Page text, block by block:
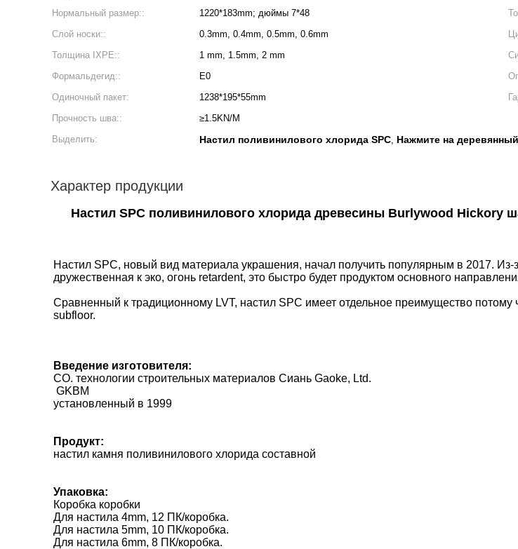
Нормальный размер::
1220*183mm; дюймы 7*48
Слой носки::
0.3mm, 0.4mm, 0.5mm, 0.6mm
Толщина IXPE::
1 mm, 1.5mm, 2 mm
Формальдегид::
E0
Одиночный пакет:
1238*195*55mm
Прочность шва::
≥1.5KN/M
Выделить:
Настил поливинилового хлорида SPC, Нажмите на
Характер продукции
Настил SPC поливинилового хлорида древесины Burlywood Hickory
Настил SPC, новый вид материала украшения, начал получить популярным в 2017. Из-
дружественная к эко, огонь retardent, это быстро будет продуктом основного
Сравненный к традиционному LVT, настил SPC имеет отдельное преимущество потому
subfloor.
Введение изготовителя:
CO. технологии строительных материалов Сиань Gaoke, Ltd.
GKBM
установленный в 1999
Продукт:
настил камня поливинилового хлорида составной
Упаковка:
Коробка коробки
Для настила 4mm, 12 ПК/коробка.
Для настила 5mm, 10 ПК/коробка.
Для настила 6mm, 8 ПК/коробка.